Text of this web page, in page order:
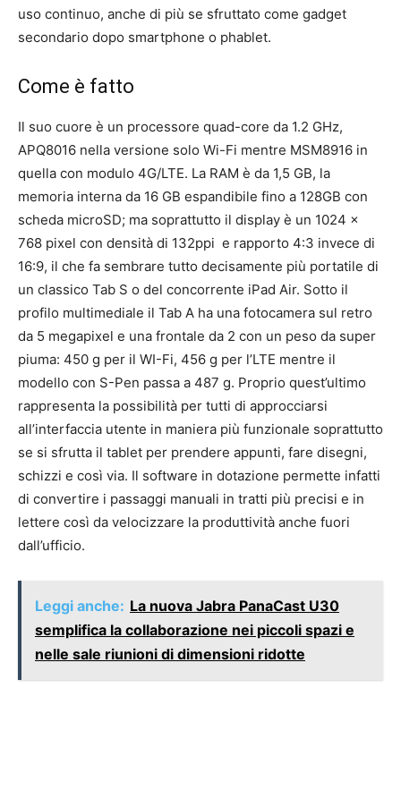
uso continuo, anche di più se sfruttato come gadget
secondario dopo smartphone o phablet.
Come è fatto
Il suo cuore è un processore quad-core da 1.2 GHz,
APQ8016 nella versione solo Wi-Fi mentre MSM8916 in
quella con modulo 4G/LTE. La RAM è da 1,5 GB, la
memoria interna da 16 GB espandibile fino a 128GB con
scheda microSD; ma soprattutto il display è un 1024 x
768 pixel con densità di 132ppi e rapporto 4:3 invece di
16:9, il che fa sembrare tutto decisamente più portatile di
un classico Tab S o del concorrente iPad Air. Sotto il
profilo multimediale il Tab A ha una fotocamera sul retro
da 5 megapixel e una frontale da 2 con un peso da super
piuma: 450 g per il WI-Fi, 456 g per l’LTE mentre il
modello con S-Pen passa a 487 g. Proprio quest’ultimo
rappresenta la possibilità per tutti di approcciarsi
all’interfaccia utente in maniera più funzionale soprattutto
se si sfrutta il tablet per prendere appunti, fare disegni,
schizzi e così via. Il software in dotazione permette infatti
di convertire i passaggi manuali in tratti più precisi e in
lettere così da velocizzare la produttività anche fuori
dall’ufficio.
Leggi anche: La nuova Jabra PanaCast U30
semplifica la collaborazione nei piccoli spazi e
nelle sale riunioni di dimensioni ridotte